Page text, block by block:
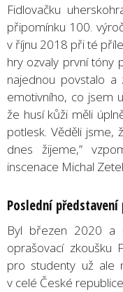
Fidlovačku
připomínku 100.
v říjnu 2018 při té
hry ozvaly první tóny
najednou povstalo
emotivního, co jsem
že husí kůži měli
potlesk. Věděli jsme,
dnes žijeme,”
inscenace Michal
Poslední
Byl březen 2020 a
oprašovací zkoušku
pro studenty už ale
v celé České